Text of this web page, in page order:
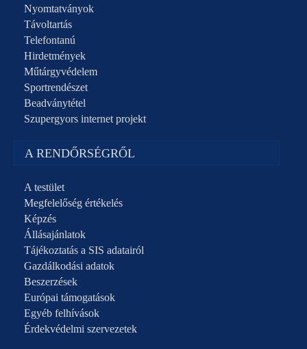
Nyomtatványok
Távoltartás
Telefontanú
Hirdetmények
Műtárgyvédelem
Sportrendészet
Beadványtétel
Szupergyors internet projekt
A RENDŐRSÉGRŐL
A testület
Megfelelőség értékelés
Képzés
Állásajánlatok
Tájékoztatás a SIS adatairól
Gazdálkodási adatok
Beszerzések
Európai támogatások
Egyéb felhívások
Érdekvédelmi szervezetek